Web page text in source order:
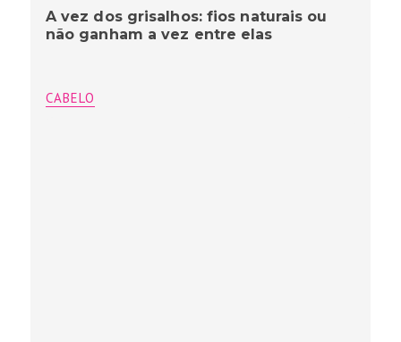
A vez dos grisalhos: fios naturais ou
não ganham a vez entre elas
CABELO